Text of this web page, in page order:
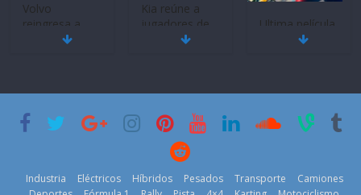
Volvo
reingresa a
Ecuador de la
18 de julio de
2026
Kia reúne a
jugadores de
fútbol de todo
2026
Ultima película
‘Spider‑Man:
29 de julio de
Industria Eléctricos Híbridos Pesados Transporte
Camiones